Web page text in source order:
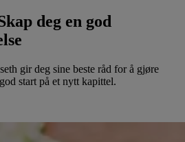
deg en god
gir deg sine beste råd for å gjøre
start på et nytt kapittel.